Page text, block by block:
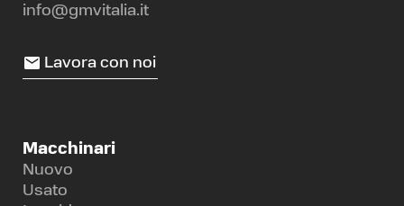
info@gmvitalia.it
Lavora con noi
Macchinari
Nuovo
Usato